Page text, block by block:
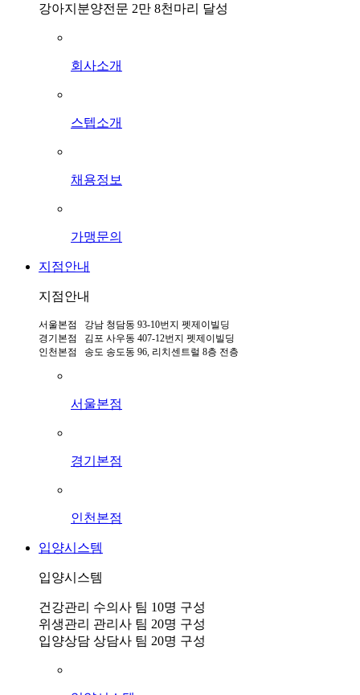
강아지분양전문 2만 8천마리 달성
회사소개
스텝소개
채용정보
가맹문의
지점안내
지점안내
서울본점 강남 청담동 93-10번지 펫제이빌딩
경기본점 김포 사우동 407-12번지 펫제이빌딩
인천본점 송도 송도동 96, 리치센트럴 8층 전층
서울본점
경기본점
인천본점
입양시스템
입양시스템
건강관리 수의사 팀 10명 구성
위생관리 관리사 팀 20명 구성
입양상담 상담사 팀 20명 구성